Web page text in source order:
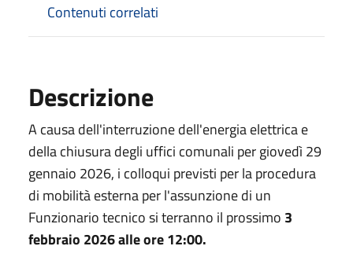
Contenuti correlati
Descrizione
A causa dell'interruzione dell'energia elettrica e
della chiusura degli uffici comunali per giovedì 29
gennaio 2026, i colloqui previsti per la procedura
di mobilità esterna per l'assunzione di un
Funzionario tecnico si terranno il prossimo 3
febbraio 2026 alle ore 12:00.